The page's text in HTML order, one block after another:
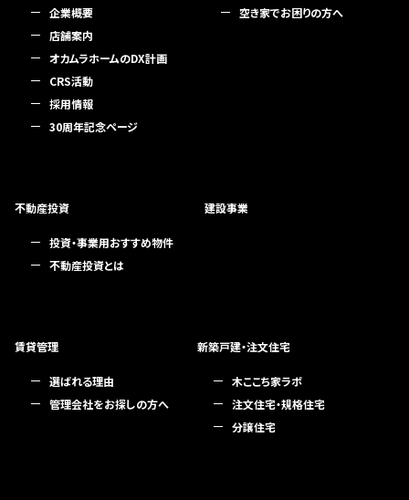
企業概要
店舗案内
オカムラホームのDX計画
CRS活動
採用情報
30周年記念ページ
空き家でお困りの方へ
不動産投資
投資・事業用おすすめ物件
不動産投資とは
建設事業
賃貸管理
選ばれる理由
管理会社をお探しの方へ
新築戸建・注文住宅
木ここち家ラボ
注文住宅・規格住宅
分譲住宅